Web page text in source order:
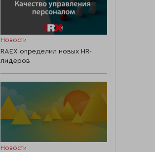
Новости
RAEX определил новых HR-
лидеров
Новости